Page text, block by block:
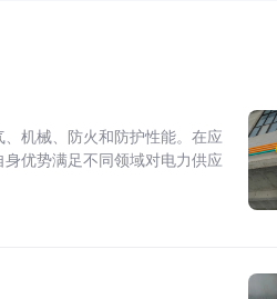
机械、防火和防护性能。在应
优势满足不同领域对电力供应